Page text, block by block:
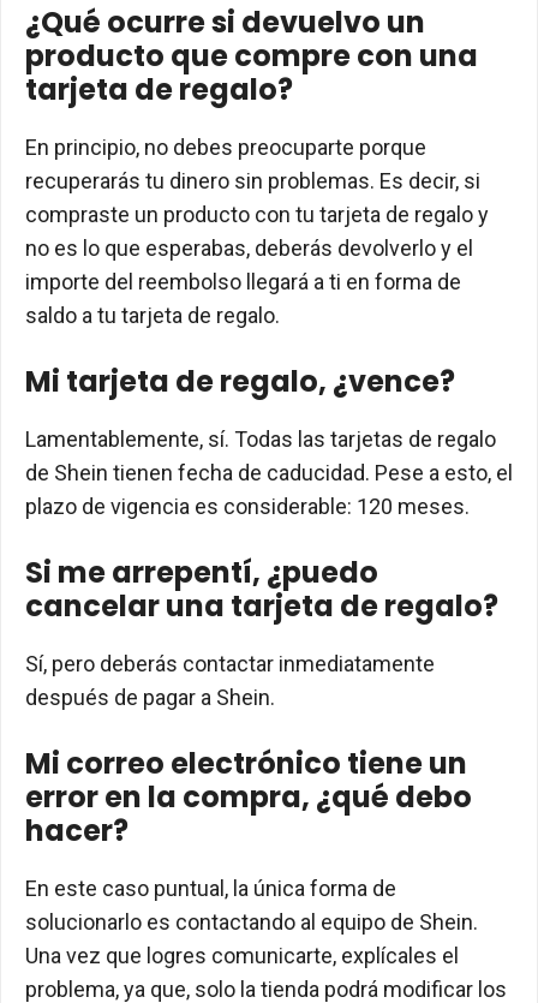
¿Qué ocurre si devuelvo un
producto que compre con una
tarjeta de regalo?
En principio, no debes preocuparte porque
recuperarás tu dinero sin problemas. Es decir, si
compraste un producto con tu tarjeta de regalo y
no es lo que esperabas, deberás devolverlo y el
importe del reembolso llegará a ti en forma de
saldo a tu tarjeta de regalo.
Mi tarjeta de regalo, ¿vence?
Lamentablemente, sí. Todas las tarjetas de regalo
de Shein tienen fecha de caducidad. Pese a esto, el
plazo de vigencia es considerable: 120 meses.
Si me arrepentí, ¿puedo
cancelar una tarjeta de regalo?
Sí, pero deberás contactar inmediatamente
después de pagar a Shein.
Mi correo electrónico tiene un
error en la compra, ¿qué debo
hacer?
En este caso puntual, la única forma de
solucionarlo es contactando al equipo de Shein.
Una vez que logres comunicarte, explícales el
problema, ya que, solo la tienda podrá modificar los